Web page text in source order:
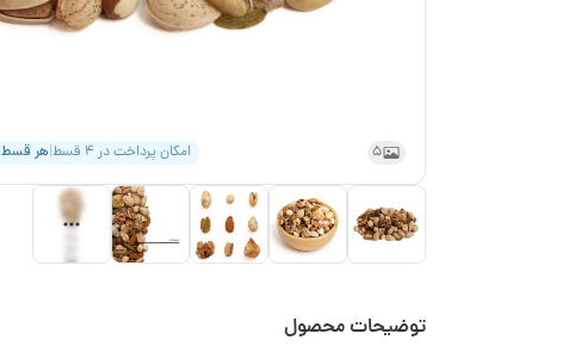
5 امکان پرداخت در ۴ قسط |هر قسط
توضیحات محصول